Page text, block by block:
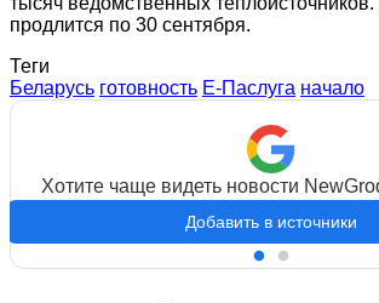
продлится по 30 сентября.
Теги
Беларусь готовность Е-Паслуга начало
Хотите чаще видеть новости
Добавить в источники